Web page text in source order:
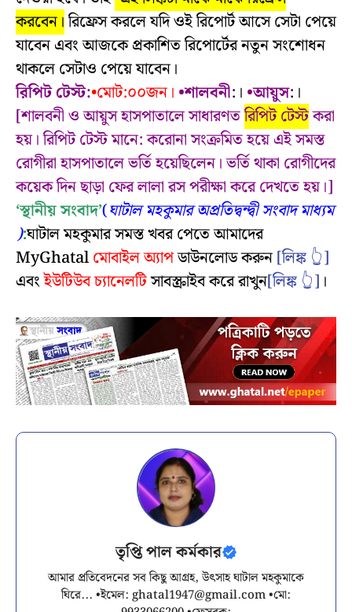
করবেন।রিফ্রেস করলে যদি ওই রিপোর্ট আসে সেটা পেয়ে
যাবেন এবং আজকে প্রকাশিত রিপোর্টের নতুন সংশোধন
থাকলে সেটাও পেয়ে যাবেন।
রিপিট টেস্ট:•মোট:০০জন। •শালবনী:। •আয়ুস: ।
[শালবনী ও আয়ুস হাসপাতালে সাধারণতরিপিট টেস্টকরা
হয়। রিপিট টেস্ট মানে: করোনা সংক্রমিত হয়ে এই সমস্ত
রোগীরা হাসপাতালে ভর্তি হয়েছিলেন। ভর্তি থাকা রোগীদের
কয়েক দিন ছাড়া ফের লালা রস পরীক্ষা করে দেখতে হয়।]
‘স্থানীয় সংবাদ’(ঘাটাল মহকুমার অপ্রতিদ্বন্দ্বী সংবাদ মাধ্যম
):ঘাটাল মহকুমার সমস্ত খবর পেতে আমাদের
MyGhatalমোবাইল অ্যাপডাউনলোড করুন[লিঙ্ক 👆]
এবংইউটিউব চ্যানেলটিসাবস্ক্রাইব করে রাখুন[লিঙ্ক 👆] ।
তৃপ্তি পাল কর্মকার
আমার প্রতিবেদনের সব কিছু আগ্রহ, উৎসাহ ঘাটাল মহকুমাকে
ঘিরে... •ইমেল: ghatal1947@gmail.com•মো: